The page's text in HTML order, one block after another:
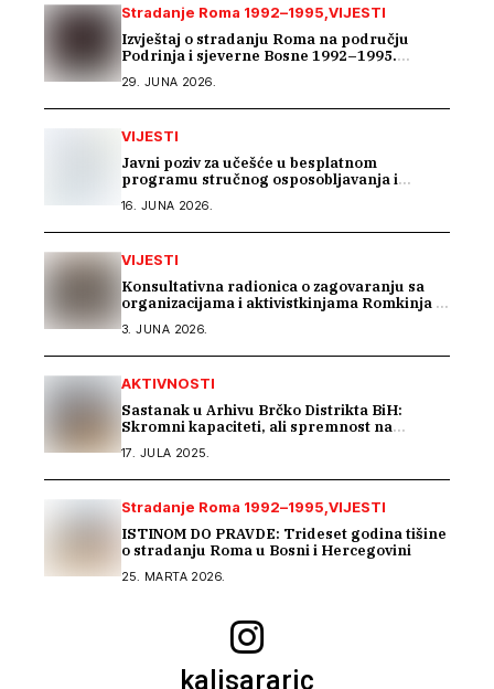
Stradanje Roma 1992–1995 VIJESTI
Izvještaj o stradanju Roma na području
Podrinja i sjeverne Bosne 1992–1995.
29. JUNA 2026.
VIJESTI
Javni poziv za učešće u besplatnom
programu stručnog osposobljavanja i
16. JUNA 2026.
VIJESTI
Konsultativna radionica o zagovaranju sa
organizacijama i aktivistkinjama Romkinja i
3. JUNA 2026.
AKTIVNOSTI
Sastanak u Arhivu Brčko Distrikta BiH:
Skromni kapaciteti, ali spremnost na
Kali Sara
17. JULA 2025.
Stradanje Roma 1992–1995 VIJESTI
ISTINOM DO PRAVDE: Trideset godina tišine
o stradanju Roma u Bosni i Hercegovini
25. MARTA 2026.
kalisararic